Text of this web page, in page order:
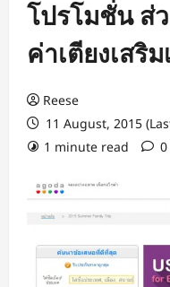
โปรโมชั่น ส่
ค่าเตียงเสริ
Reese
11 August, 2015
1 minute read